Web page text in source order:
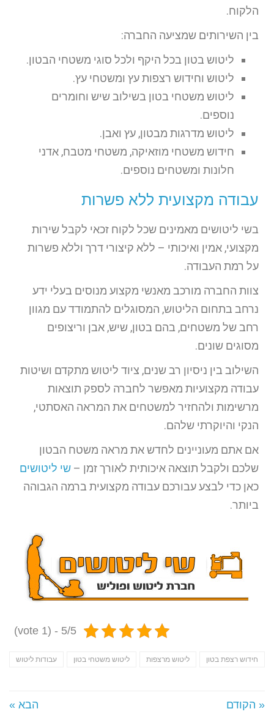
הלקוח.
בין השירותים שמציעה החברה:
ליטוש בטון בכל היקף ולכל סוגי משטחי הבטון.
ליטוש וחידוש רצפות עץ ומשטחי עץ.
ליטוש משטחי בטון בשילוב שיש וחומרים
נוספים.
ליטוש מדרגות מבטון, עץ ואבן.
חידוש משטחי מוזאיקה, משטחי מטבח, אדני
חלונות ומשטחים נוספים.
עבודה מקצועית ללא פשרות
בשי ליטושים מאמינים שכל לקוח זכאי לקבל שירות
מקצועי, אמין ואיכותי – ללא קיצורי דרך וללא פשרות
על רמת העבודה.
צוות החברה מורכב מאנשי מקצוע מנוסים בעלי ידע
נרחב בתחום הליטוש, המסוגלים להתמודד עם מגוון
רחב של משטחים, בהם בטון, שיש, אבן וריצופים
מסוגים שונים.
השילוב בין ניסיון רב שנים, ציוד ליטוש מתקדם ושיטות
עבודה מקצועיות מאפשר לחברה לספק תוצאות
מרשימות ולהחזיר למשטחים את המראה האסתטי,
הנקי והיוקרתי שלהם.
אם אתם מעוניינים לחדש את מראה משטח הבטון
שלכם ולקבל תוצאה איכותית לאורך זמן – שי ליטושים
כאן כדי לבצע עבורכם עבודה מקצועית ברמה הגבוהה
ביותר.
5/5 - (1 vote)
חידוש רצפת בטון ליטוש מרצפות ליטוש משטחי בטון עבודות ליטוש
« הקודם הבא »